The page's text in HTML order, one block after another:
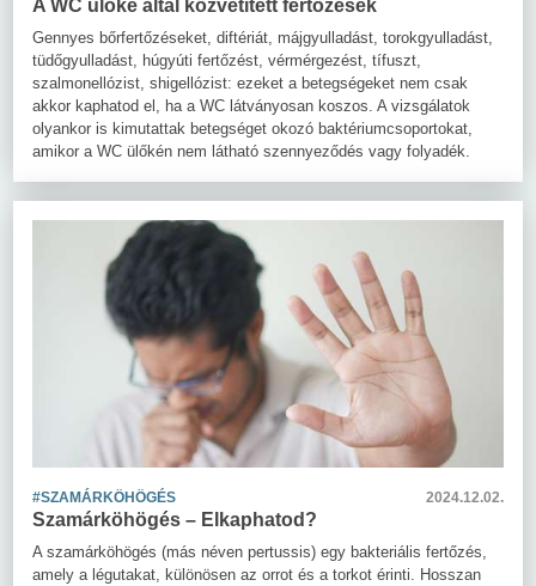
A WC ülőke által közvetített fertőzések
Gennyes bőrfertőzéseket, diftériát, májgyulladást, torokgyulladást,
tüdőgyulladást, húgyúti fertőzést, vérmérgezést, tífuszt,
szalmonellózist, shigellózist: ezeket a betegségeket nem csak
akkor kaphatod el, ha a WC látványosan koszos. A vizsgálatok
olyankor is kimutattak betegséget okozó baktériumcsoportokat,
amikor a WC ülőkén nem látható szennyeződés vagy folyadék.
#SZAMÁRKÖHÖGÉS 2024.12.02.
Szamárköhögés – Elkaphatod?
A szamárköhögés (más néven pertussis) egy bakteriális fertőzés,
amely a légutakat, különösen az orrot és a torkot érinti. Hosszan